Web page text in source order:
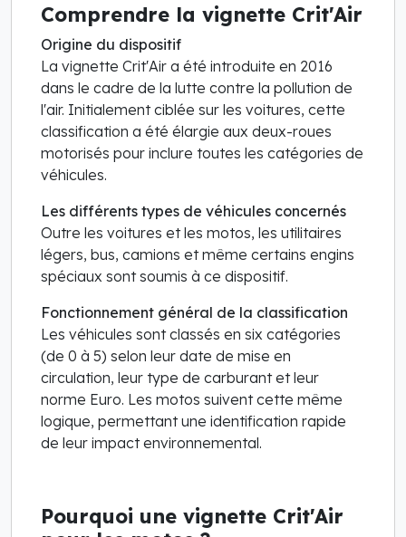
Comprendre la vignette Crit'Air
Origine du dispositif
La vignette Crit'Air a été introduite en 2016
dans le cadre de la lutte contre la pollution de
l'air. Initialement ciblée sur les voitures, cette
classification a été élargie aux deux-roues
motorisés pour inclure toutes les catégories de
véhicules.
Les différents types de véhicules concernés
Outre les voitures et les motos, les utilitaires
légers, bus, camions et même certains engins
spéciaux sont soumis à ce dispositif.
Fonctionnement général de la classification
Les véhicules sont classés en six catégories
(de 0 à 5) selon leur date de mise en
circulation, leur type de carburant et leur
norme Euro. Les motos suivent cette même
logique, permettant une identification rapide
de leur impact environnemental.
Pourquoi une vignette Crit'Air